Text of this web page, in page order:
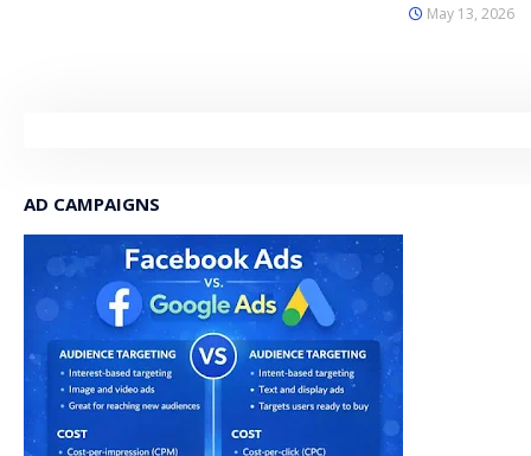
May 13, 2026
AD CAMPAIGNS